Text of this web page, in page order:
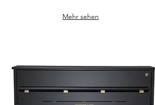
Mehr sehen